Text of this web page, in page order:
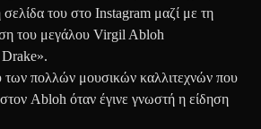
σελίδα του στο Instagram μαζί με τη
του μεγάλου Virgil Abloh
Drake».
πολλών μουσικών καλλιτεχνών που
Abloh όταν έγινε γνωστή η είδηση